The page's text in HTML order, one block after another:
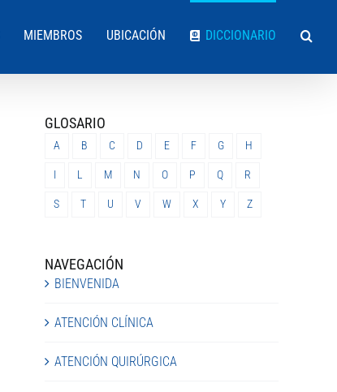
MIEMBROS UBICACIÓN DICCIONARIO
GLOSARIO
A B C D E F G H
I L M N O P Q R
S T U V W X Y Z
NAVEGACIÓN
BIENVENIDA
ATENCIÓN CLÍNICA
ATENCIÓN QUIRÚRGICA